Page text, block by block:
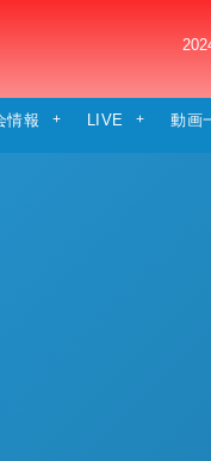
日本
情報 LIVE 動画